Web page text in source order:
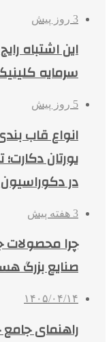
3 روز پیش
این اشتباه
سرمایه
5 روز پیش
انواع قاب
یورتان
در
3 هفته پیش
صنایع بزرگ
۱۴۰۵/۰۴/۱۴
راهنمای جامع